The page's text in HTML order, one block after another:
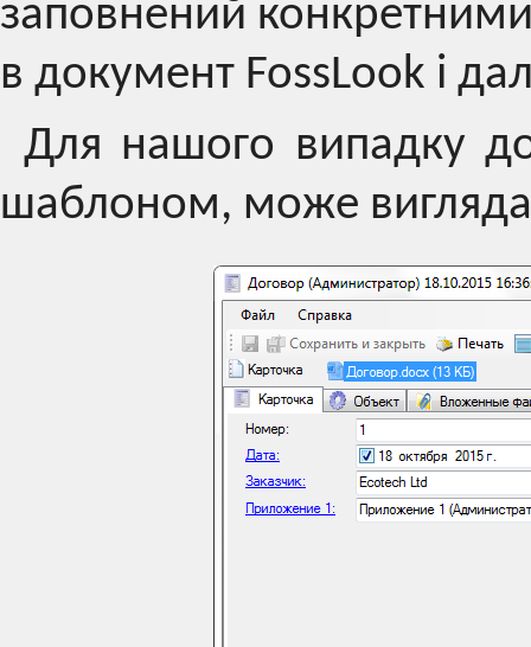
заповнений
в документ FossLook і
Для нашого випадку
шаблоном, може